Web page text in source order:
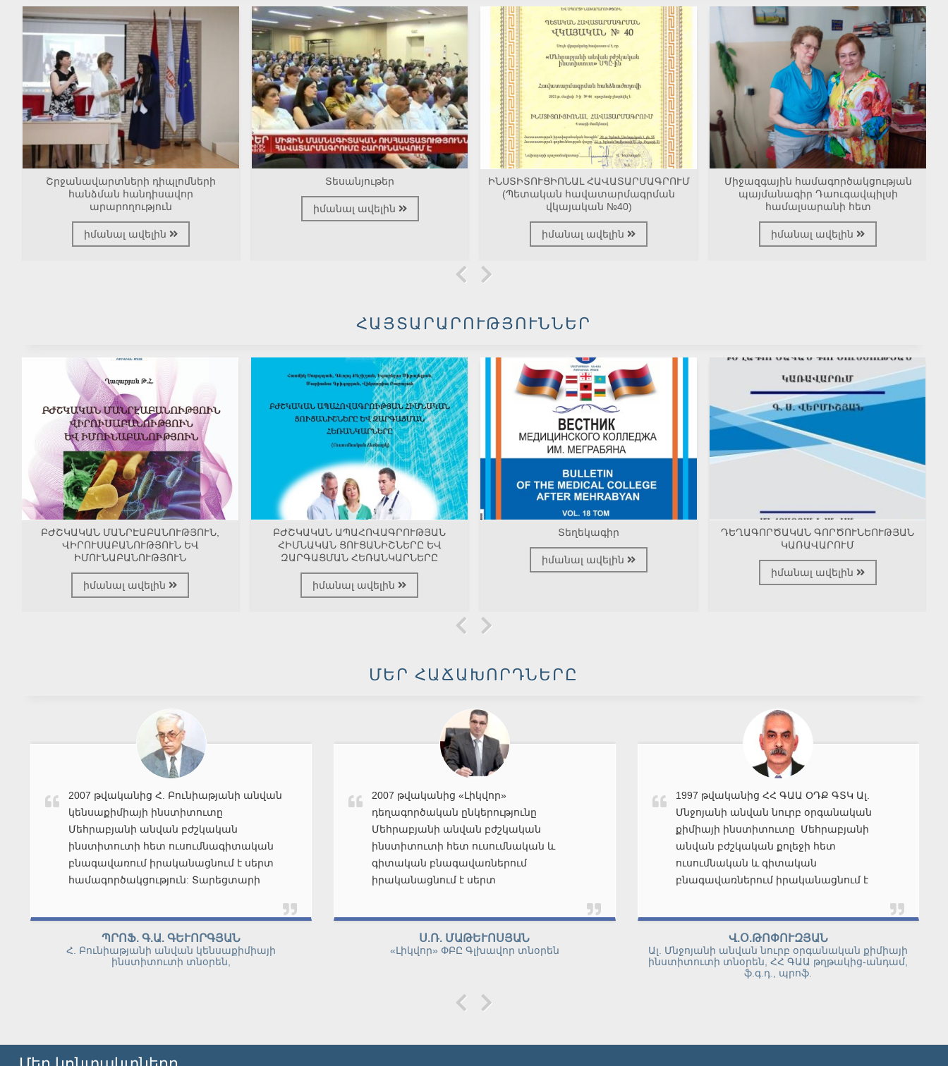
Շրջանավարտների դիպլոմների
հանձման հանդիսավոր
արարողություն
իմանալ ավելին
Տեսանյութեր
իմանալ ավելին
ԻՆՍՏԻՏՈՒՑԻՈՆԱԼ ՀԱՎԱՏԱՐՄԱԳՐՈՒՄ
(Պետական հավատարմագրման
վկայական №40)
իմանալ ավելին
Միջազգային համագործակցության
պայմանագիր Դաուգավպիլսի
համալսարանի հետ
իմանալ ավելին
ՀԱՅՏԱՐԱՐՈՒԹՅՈՒՆՆԵՐ
ԲԺՇԿԱԿԱՆ ՄԱՆՐԷԱԲԱՆՈՒԹՅՈՒՆ,
ՎԻՐՈՒՍԱԲԱՆՈՒԹՅՈՒՆ ԵՎ
ԻՄՈՒՆԱԲԱՆՈՒԹՅՈՒՆ
իմանալ ավելին
ԲԺՇԿԱԿԱՆ ԱՊԱՀՈՎԱԳՐՈՒԹՅԱՆ
ՀԻՄՆԱԿԱՆ ՑՈՒՑԱՆԻՇՆԵՐԸ ԵՎ
ԶԱՐԳԱՑՄԱՆ ՀԵՌԱՆԿԱՐՆԵՐԸ
իմանալ ավելին
Տեղեկագիր
իմանալ ավելին
ԴԵՂԱԳՈՐԾԱԿԱՆ ԳՈՐԾՈՒՆԵՈՒԹՅԱՆ
ԿԱՌԱՎԱՐՈՒՄ
իմանալ ավելին
ՄԵՐ ՀԱՃԱԽՈՐԴՆԵՐԸ
2007 թվականից «Լիկվոր»
դեղագործական ընկերությունը
Մեհրաբյանի անվան բժշկական
ինստիտուտի հետ ուսումնական և
գիտական բնագավառներում
իրականացնում է սերտ
իրականացնում են դասախոսություններ
դեղաբանության և դեղագործության
բնագավառներում՝ ֆիրմայում
Ս.Ռ. ՄԱԹԵՒՈՍՅԱՆ
«Լիկվոր» ՓԲԸ Գլխավոր տնօրեն
1997 թվականից ՀՀ ԳԱԱ ՕԴՔ ԳՏԿ Ալ.
Մնջոյանի անվան նուրբ օրգանական
քիմիայի ինստիտուտը Մեհրաբյանի
անվան բժշկական քոլեջի հետ
ուսումնական և գիտական
բնագավառներում իրականացնում է
համաձայն բժշկական քոլեջի
ուսանողները անցկացնում են իրենց
նուրբ օրգանական քիմիայի
Վ.Օ.ԹՈՓՈՒԶՅԱՆ
Ալ. Մնջոյանի անվան նուրբ օրգանական քիմիայի
Ես՝ Լուիդա Արմենի Միքաելյանս,
ընդունվել եմ Մեհրաբյանի անվան
բժշկական ինստիտուտի բժշկական
քոլեջի ՞Դեղագործություն՞ բաժինը:
Ավարտելուց հետո ուսումս շարունակել
եմ նույն ինստիտուտում՝
անմիջապես անցել եմ աշխատանքի
՞ԱԼՖԱ-ՖԱՐՄ՞ դեղատնային ցանցում:
Ուսումնառության ընթացքում ստացված
գերազանց գիտելիքները թույլ տվեցին
ԼՈՒԻԴԱ ՄԻՔԱԵԼՅԱՆ
շրջանավարտ